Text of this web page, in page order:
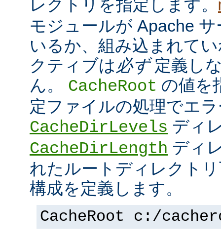
レクトリを指定します。
モジュールが Apache
いるか、組み込まれて
クティブは 必ず定義し
ん。 CacheRoot の値を
定ファイルの処理でエ
CacheDirLevels ディ
CacheDirLength ディ
れたルートディレクト
構成を定義します。
CacheRoot c:/